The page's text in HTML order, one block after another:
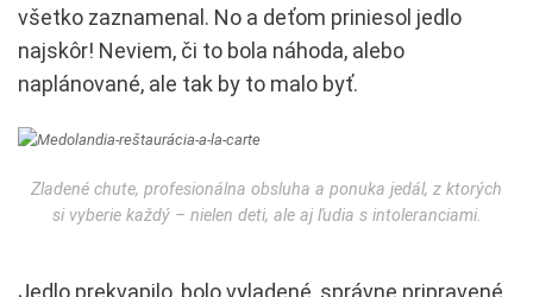
všetko zaznamenal. No a deťom priniesol jedlo
najskôr! Neviem, či to bola náhoda, alebo
naplánované, ale tak by to malo byť.
Zladené chute, profesionálna obsluha a ponuka jedál, z ktorých
si vyberie každý – nielen deti, ale aj ľudia s intoleranciami.
Jedlo prekvapilo, bolo vyladené, správne pripravené,